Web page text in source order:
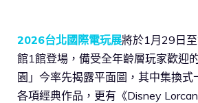
2026台北國際電玩展將於1月29日
館1館登場，備受全年齡層玩家歡迎
園」今率先揭露平面圖，其中集換式
各項經典作品，更有《Disney